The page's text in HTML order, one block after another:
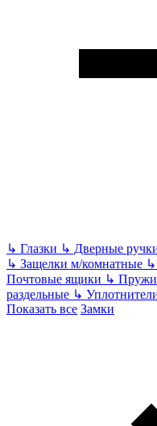
↳ Глазки ↳ Дверные
↳ Защелки м/комнатные ↳
Почтовые ящики ↳
раздельные ↳
Показать все Замки